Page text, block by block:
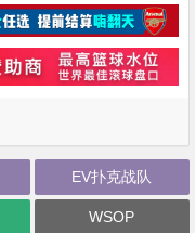
EV扑克战队
WSOP